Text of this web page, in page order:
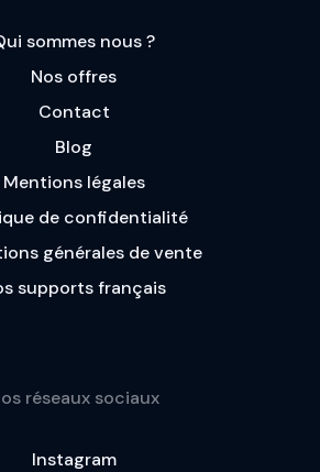
sommes nous ?
Nos offres
Contact
Blog
Mentions légales
de confidentialité
générales de vente
supports français
réseaux sociaux
Instagram